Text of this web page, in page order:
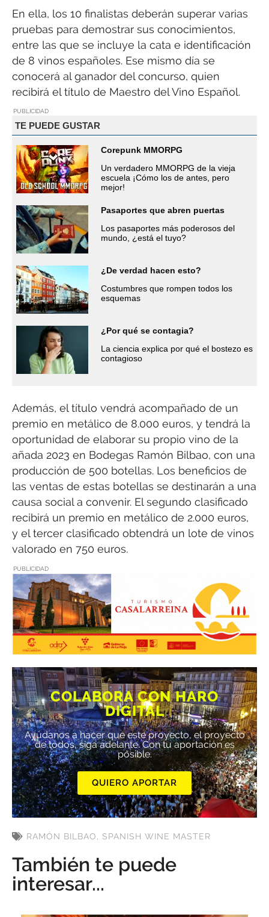
En ella, los 10 finalistas deberán superar varias
pruebas para demostrar sus conocimientos,
entre las que se incluye la cata e identificación
de 8 vinos españoles. Ese mismo día se
conocerá al ganador del concurso, quien
recibirá el título de Maestro del Vino Español.
PUBLICIDAD
TE PUEDE GUSTAR
Corepunk MMORPG
Un verdadero MMORPG de la vieja
escuela ¡Cómo los de antes, pero
mejor!
Pasaportes que abren puertas
Los pasaportes más poderosos del
mundo, ¿está el tuyo?
¿De verdad hacen esto?
Costumbres que rompen todos los
esquemas
¿Por qué se contagia?
La ciencia explica por qué el bostezo es
contagioso
Además, el título vendrá acompañado de un
premio en metálico de 8.000 euros, y tendrá la
oportunidad de elaborar su propio vino de la
añada 2023 en Bodegas Ramón Bilbao, con una
producción de 500 botellas. Los beneficios de
las ventas de estas botellas se destinarán a una
causa social a convenir. El segundo clasificado
recibirá un premio en metálico de 2.000 euros,
y el tercer clasificado obtendrá un lote de vinos
valorado en 750 euros.
PUBLICIDAD
COLABORA CON HARO
DIGITAL
Ayúdanos a hacer que este proyecto, el proyecto
de todos, siga adelante. Con tu aportación es
posible.
QUIERO APORTAR
RAMÓN BILBAO, SPANISH WINE MASTER
También te puede
interesar...